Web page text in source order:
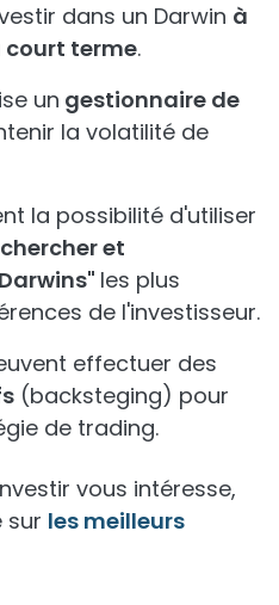
dans un Darwin à
court terme.
un gestionnaire de
la volatilité de
la possibilité d'utiliser
et
les plus
de l'investisseur.
effectuer des
(backsteging) pour
de trading.
vous intéresse,
sur les meilleurs